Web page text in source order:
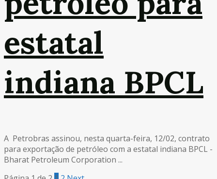
estatal
indiana BPCL
A Petrobras assinou, nesta quarta-feira, 12/02, contrato
para exportação de petróleo com a estatal indiana BPCL -
Bharat Petroleum Corporation ...